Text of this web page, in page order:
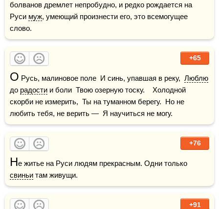
болванов дремлет непробудно, и редко рождается на
Руси муж, умеющий произнести его, это всемогущее
слово.
+65
О Русь, малиновое поле  И синь, упавшая в реку, Люблю
до радости и боли  Твою озерную тоску.    Холодной
скорби не измерить,  Ты на туманном берегу.  Но не
любить тебя, не верить —  Я научиться не могу.
+76
Н
свиньи там живущи.
+91